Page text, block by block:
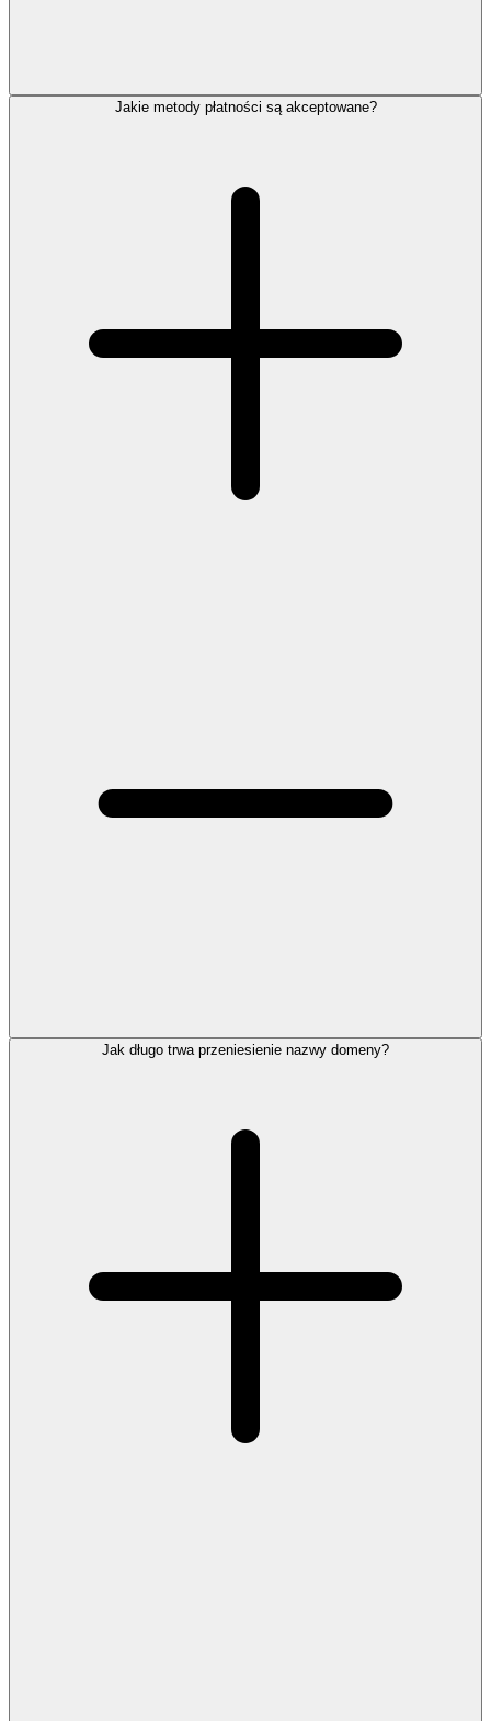
Jakie metody płatności są akceptowane?
Jak długo trwa przeniesienie nazwy domeny?